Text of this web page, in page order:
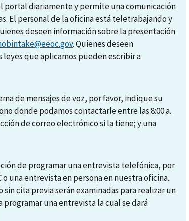
portal diariamente y permite una comunicación
El personal de la oficina está teletrabajando y
deseen información sobre la presentación
. Quienes deseen
leyes que aplicamos pueden escribir a
de mensajes de voz, por favor, indique su
donde podamos contactarle entre las 8:00 a.
de correo electrónico si la tiene; y una
de programar una entrevista telefónica, por
una entrevista en persona en nuestra oficina.
cita previa serán examinadas para realizar un
una entrevista la cual se dará